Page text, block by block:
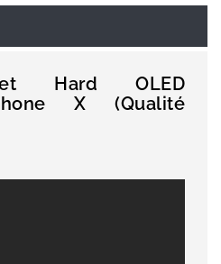
Hard OLED
X (Qualité